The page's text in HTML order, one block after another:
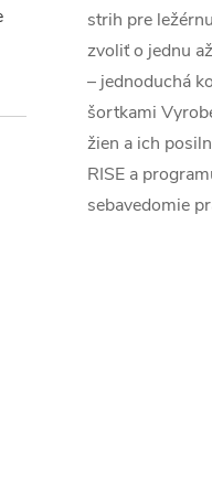
strih pre
zvoliť o jednu
– jednoduchá
šortkami
žien a ich
RISE a
sebavedomie